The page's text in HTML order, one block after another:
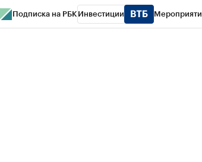
Подписка на РБК Инвестиции